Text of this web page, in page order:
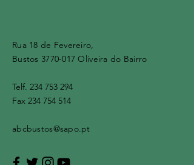
Rua 18 de Fevereiro,
Bustos 3770-017 Oliveira do Bairro
Telf. 234 753 294
Fax 234 754 514
abcbustos@sapo.pt